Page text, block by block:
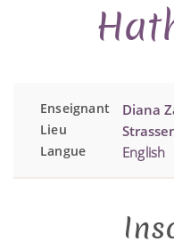
Enseignant Diana
Lieu
Langue English